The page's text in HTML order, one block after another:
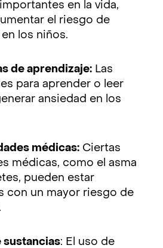
en la vida,
el riesgo de
los niños.
de aprendizaje: Las
para aprender o leer
ansiedad en los
médicas: Ciertas
médicas, como el asma
pueden estar
con un mayor riesgo de
sustancias: El uso de